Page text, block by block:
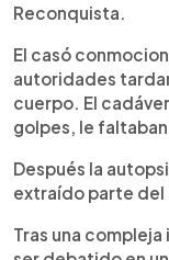
Reconquista.
El casó
autoridades
cuerpo. El
golpes, le
Después la
extraído parte
Tras una